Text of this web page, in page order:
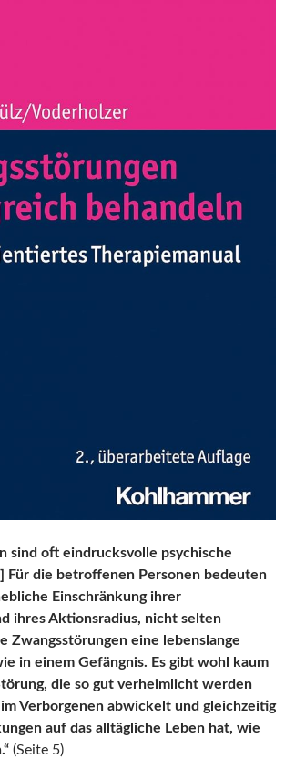
sind oft eindrucksvolle psychische
Für die betroffenen Personen bedeuten
Einschränkung ihrer
ihres Aktionsradius, nicht selten
Zwangsstörungen eine lebenslange
in einem Gefängnis. Es gibt wohl kaum
die so gut verheimlicht werden
Verborgenen abwickelt und gleichzeitig
auf das alltägliche Leben hat, wie
(Seite 5)